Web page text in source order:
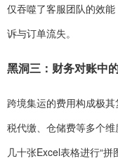
仅吞噬了客服团队的效
诉与订单流失。
黑洞三：财务对账中
跨境集运的费用构成极
税代缴、仓储费等多个
几十张Excel表格进行“